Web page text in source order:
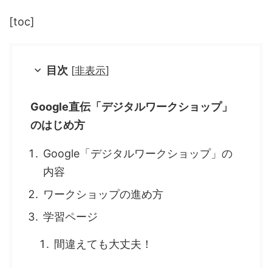
[toc]
目次 [非表示]
Google直伝「デジタルワークショップ」
のはじめ方
Google「デジタルワークショップ」の
内容
ワークショップの進め方
学習ページ
間違えても大丈夫！